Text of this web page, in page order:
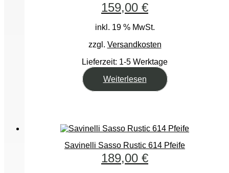
159,00 €
inkl. 19 % MwSt.
zzgl. Versandkosten
Lieferzeit: 1-5 Werktage
Weiterlesen
Savinelli Sasso Rustic 614 Pfeife
189,00 €